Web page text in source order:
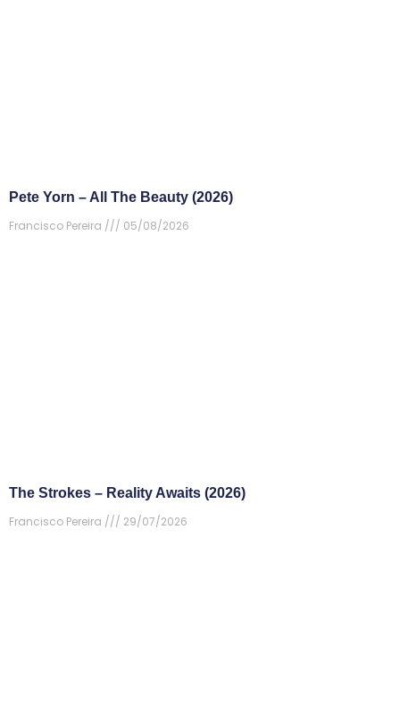
Pete Yorn – All The Beauty (2026)
Francisco Pereira
05/08/2026
The Strokes – Reality Awaits (2026)
Francisco Pereira
29/07/2026